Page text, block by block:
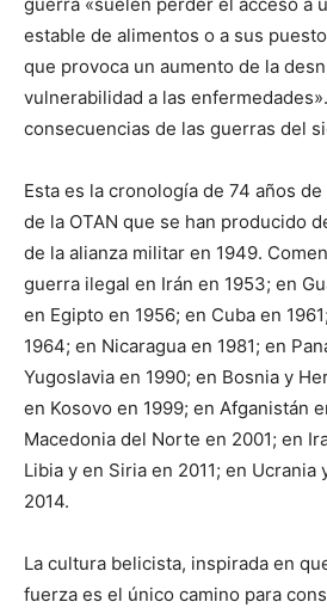
guerra «suelen perder el acceso a
estable de alimentos o a sus
que provoca un aumento de la
vulnerabilidad a las
consecuencias de las guerras del
Esta es la cronología de 74 años
de la OTAN que se han producido
de la alianza militar en 1949.
guerra ilegal en Irán en 1953; en
en Egipto en 1956; en Cuba en
1964; en Nicaragua en 1981; en
Yugoslavia en 1990; en Bosnia y
en Kosovo en 1999; en Afganistán
Macedonia del Norte en 2001; en
Libia y en Siria en 2011; en Ucrania
2014.
La cultura belicista, inspirada en
fuerza es el único camino para